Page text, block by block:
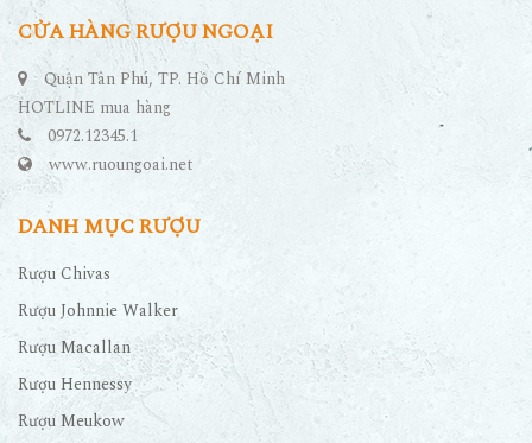
CỬA HÀNG RƯỢU NGOẠI
Quận Tân Phú, TP. Hồ Chí Minh
HOTLINE mua hàng
0972.12345.1
www.ruoungoai.net
DANH MỤC RƯỢU
Rượu Chivas
Rượu Johnnie Walker
Rượu Macallan
Rượu Hennessy
Rượu Meukow